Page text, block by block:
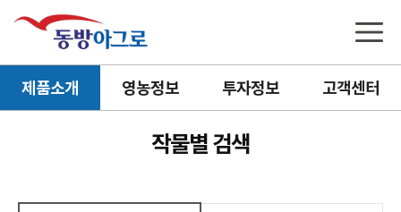
제품소개 영농정보 투자정보 고객센터
작물별 검색